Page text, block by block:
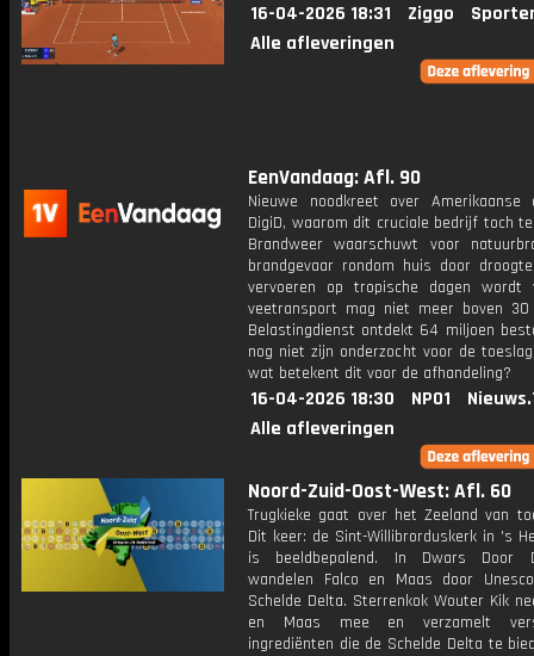
16-04-2026 18:31 Ziggo
Alle afleveringen
EenVandaag: Afl. 90
Nieuwe noodkreet over Amerikaanse
DigiD, waarom dit cruciale bedrijf toch
Brandweer waarschuwt voor
brandgevaar rondom huis door
vervoeren op tropische dagen wordt
veetransport mag niet meer boven
Belastingdienst ontdekt 64 miljoen
nog niet zijn onderzocht voor de
wat betekent dit voor de afhandeling?
16-04-2026 18:30 NPO1
Alle afleveringen
Noord-Zuid-Oost-West: Afl. 60
Trugkieke gaat over het Zeeland van
Dit keer: de Sint-Willibrorduskerk in 's
is beeldbepalend. In Dwars Door
wandelen Falco en Maas door
Schelde Delta. Sterrenkok Wouter Kik
en Maas mee en verzamelt
ingrediënten die de Schelde Delta te